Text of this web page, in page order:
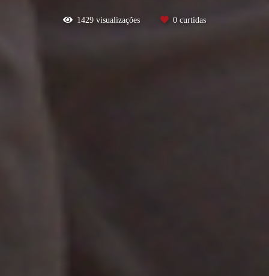
1429 visualizações 0 curtidas